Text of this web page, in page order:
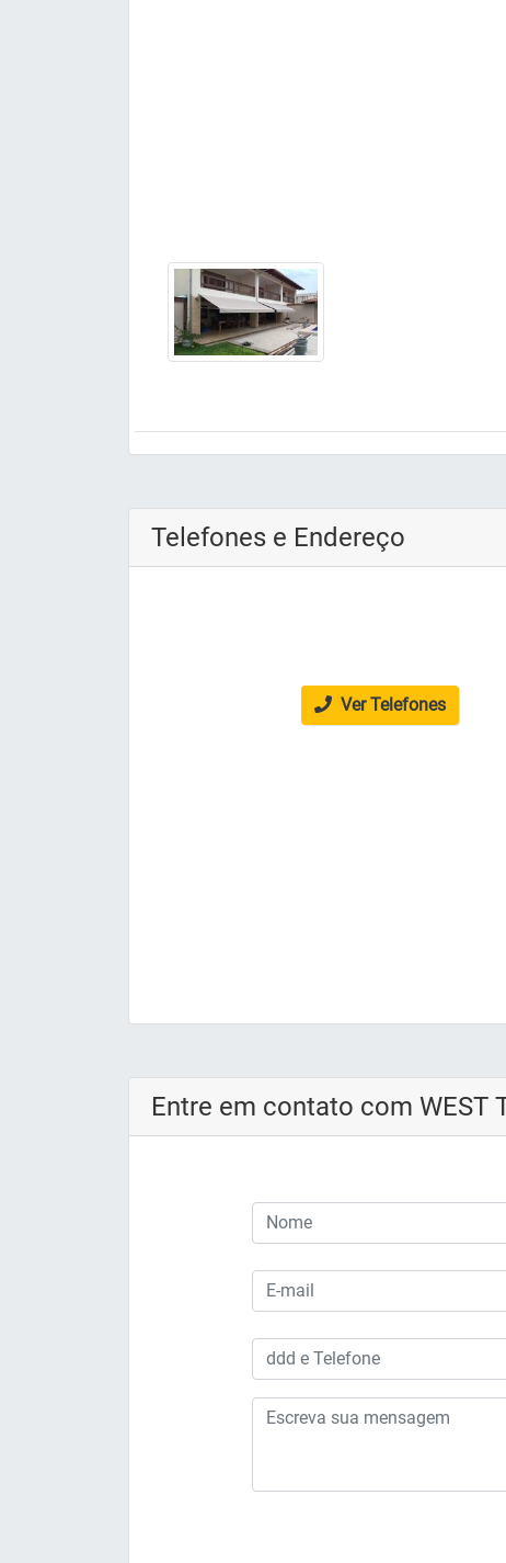
Telefones e Endereço
Ver Telefones
Entre em contato com WEST